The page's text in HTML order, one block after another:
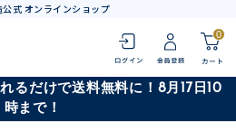
式 オンラインショップ
0
るだけで送料無料に！8月17日10
時まで！